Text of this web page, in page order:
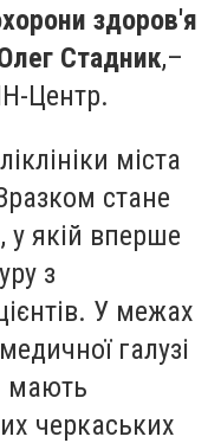
здоров'я
Стадник,–
Центр.
міста
стане
у якій вперше
з
У межах
галузі
мають
черкаських